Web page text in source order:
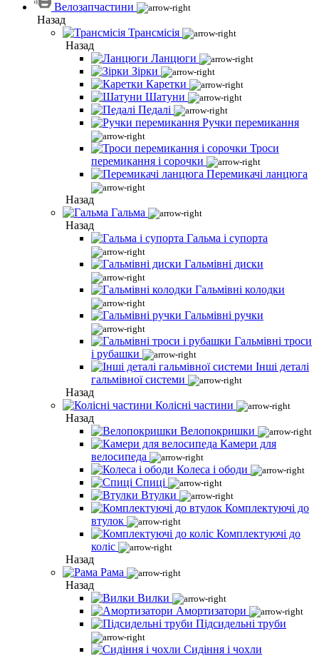
Велозапчастини
Назад
Трансмісія
Назад
Ланцюги
Зірки
Каретки
Шатуни
Педалі
Ручки перемикання
Троси
перемикання і сорочки
Перемикачі ланцюга
Назад
Гальма
Назад
Гальма і супорта
Гальмівні диски
Гальмівні колодки
Гальмівні ручки
Гальмівні троси
і рубашки
Інші деталі
гальмівної системи
Назад
Колісні частини
Назад
Велопокришки
Камери для
велосипеда
Колеса і ободи
Спиці
Втулки
Комплектуючі до
втулок
Комплектуючі до
коліс
Назад
Рама
Назад
Вилки
Амортизатори
Підсидельні труби
Сидіння і чохли